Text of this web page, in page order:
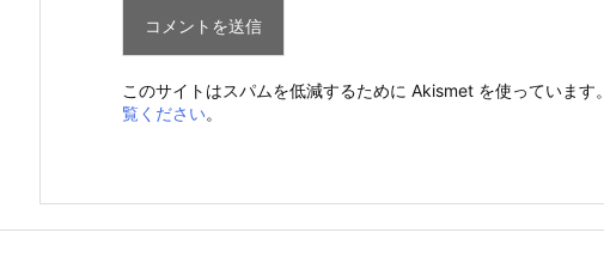
このサイトはスパムを低減するために Akismet を使っています。
覧ください。